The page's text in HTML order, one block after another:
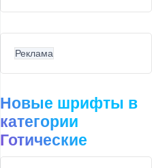
Реклама
Новые шрифты в
категории
Готические